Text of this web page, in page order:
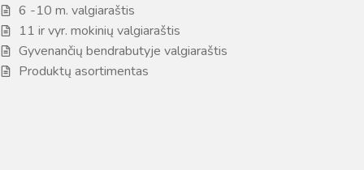
6 -10 m. valgiaraštis
11 ir vyr. mokinių valgiaraštis
Gyvenančių bendrabutyje valgiaraštis
Produktų asortimentas
Sveiki! Taip, aš esu virtualus. Tačiau dirbtinis intelektas
suteikia man galimybę ne tik analizuoti Jūsų klausimą, bet
dar tobulai atsimenu visą šioje svetainėje pateiktą
informaciją. Jei visgi man pritrūks išmanumo - pateiksiu